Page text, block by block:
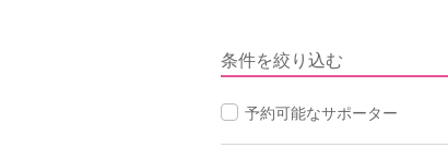
条件を絞り込む
予約可能なサポーター